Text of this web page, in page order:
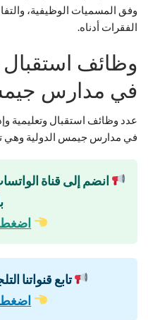
وفق المسميات الوظيفية،
الفقرات أدناه.
وظائف استقبال
في مدارس
عدد وظائف استقبال وتعليمية
في مدارس جيمس الدولية وهي
انضم إلى قناة
اضغط
تابع قنواتنا
اضغط